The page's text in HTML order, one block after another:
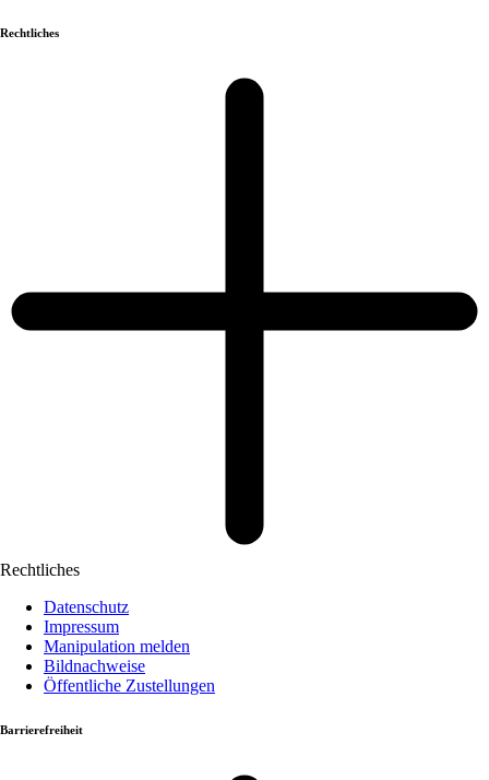
Rechtliches
Rechtliches
Datenschutz
Impressum
Manipulation melden
Bildnachweise
Öffentliche Zustellungen
Barrierefreiheit